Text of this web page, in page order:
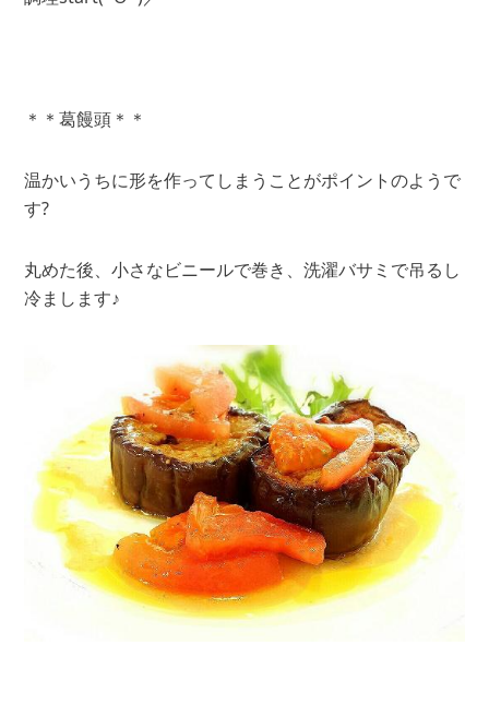
＊＊葛饅頭＊＊
温かいうちに形を作ってしまうことがポイントのようで
す?
丸めた後、小さなビニールで巻き、洗濯バサミで吊るし
冷まします♪